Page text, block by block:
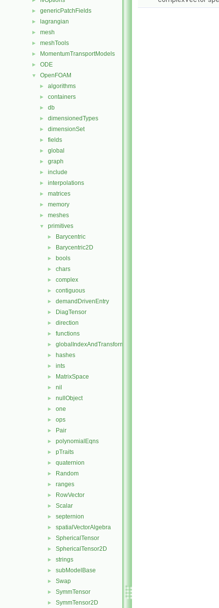
► genericPatchFields
► lagrangian
► mesh
► meshTools
► MomentumTransportModels
► ODE
▼ OpenFOAM
► algorithms
► containers
► db
► dimensionedTypes
► dimensionSet
► fields
► global
► graph
► include
► interpolations
► matrices
► memory
► meshes
▼ primitives
► Barycentric
► Barycentric2D
► bools
► chars
► complex
► contiguous
► demandDrivenEntry
► DiagTensor
► direction
► functions
► globalIndexAndTransform
► hashes
► ints
► MatrixSpace
► nil
► nullObject
► one
► ops
► Pair
► polynomialEqns
► pTraits
► quaternion
► Random
► ranges
► RowVector
► Scalar
► septernion
► spatialVectorAlgebra
► SphericalTensor
► SphericalTensor2D
► strings
► subModelBase
► Swap
► SymmTensor
► SymmTensor2D